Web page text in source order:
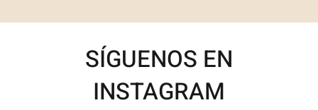
SÍGUENOS EN
INSTAGRAM